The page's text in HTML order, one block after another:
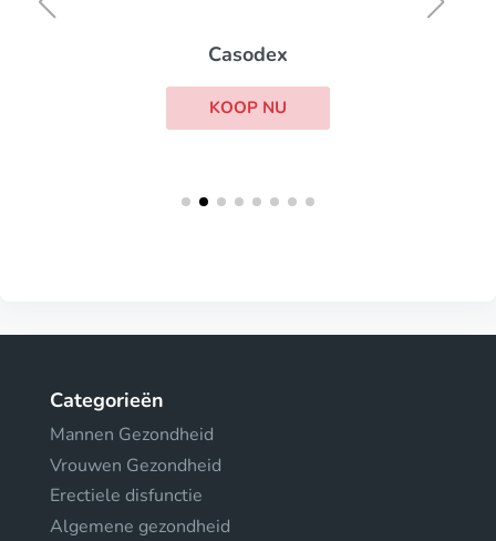
Casodex
KOOP NU
Categorieën
Mannen Gezondheid
Vrouwen Gezondheid
Erectiele disfunctie
Algemene gezondheid